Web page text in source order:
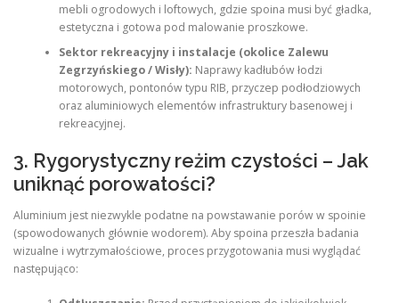
mebli ogrodowych i loftowych, gdzie spoina musi być gładka,
estetyczna i gotowa pod malowanie proszkowe.
Sektor rekreacyjny i instalacje (okolice Zalewu
Zegrzyńskiego / Wisły): Naprawy kadłubów łodzi
motorowych, pontonów typu RIB, przyczep podłodziowych
oraz aluminiowych elementów infrastruktury basenowej i
rekreacyjnej.
3. Rygorystyczny reżim czystości – Jak
uniknąć porowatości?
Aluminium jest niezwykle podatne na powstawanie porów w spoinie
(spowodowanych głównie wodorem). Aby spoina przeszła badania
wizualne i wytrzymałościowe, proces przygotowania musi wyglądać
następująco: